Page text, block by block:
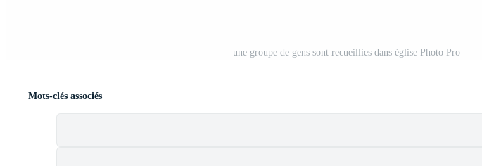
une groupe de gens sont recueillies dans église Photo Pro
Mots-clés associés